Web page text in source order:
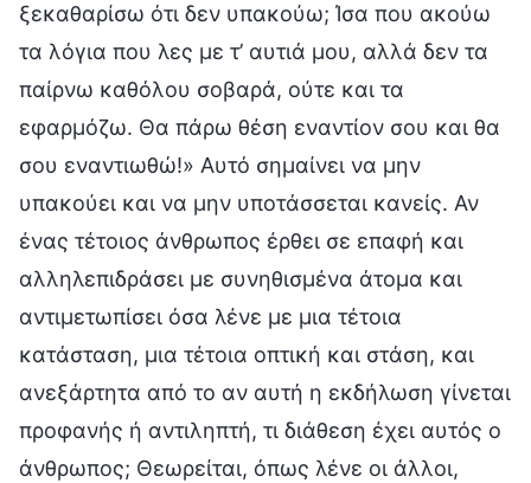
ξεκαθαρίσω ότι δεν υπακούω; Ίσα που ακούω
τα λόγια που λες με τ’ αυτιά μου, αλλά δεν τα
παίρνω καθόλου σοβαρά, ούτε και τα
εφαρμόζω. Θα πάρω θέση εναντίον σου και θα
σου εναντιωθώ!» Αυτό σημαίνει να μην
υπακούει και να μην υποτάσσεται κανείς. Αν
ένας τέτοιος άνθρωπος έρθει σε επαφή και
αλληλεπιδράσει με συνηθισμένα άτομα και
αντιμετωπίσει όσα λένε με μια τέτοια
κατάσταση, μια τέτοια οπτική και στάση, και
ανεξάρτητα από το αν αυτή η εκδήλωση γίνεται
προφανής ή αντιληπτή, τι διάθεση έχει αυτός ο
άνθρωπος; Θεωρείται, όπως λένε οι άλλοι,